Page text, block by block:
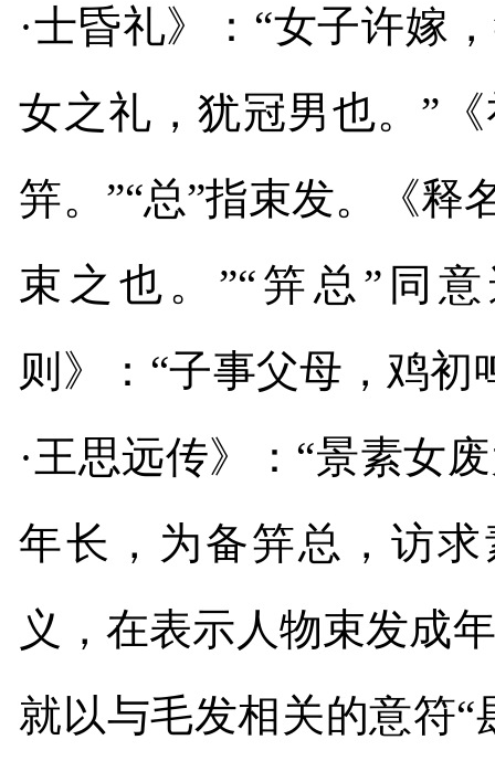
·士昏礼》：“女子许嫁
女之礼，犹冠男也。”
笄。”“总”指束发。《释
束之也。”“笄总”同
则》：“子事父母，鸡
·王思远传》：“景素女
年长，为备笄总，访
义，在表示人物束发成
就以与毛发相关的意符“